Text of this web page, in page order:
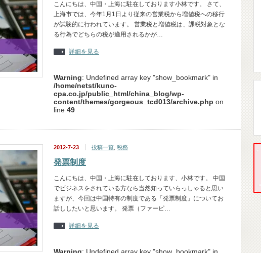
こんにちは、中国・上海に駐在しております小林です。 さて、
上海市では、今年1月1日より従来の営業税から増値税への移行
が試験的に行われています。 営業税と増値税は、課税対象とな
る行為でどちらの税が適用されるかが…
詳細を見る
Warning: Undefined array key "show_bookmark" in
/home/netst/kuno-
cpa.co.jp/public_html/china_blog/wp-
content/themes/gorgeous_tcd013/archive.php on
line 49
2012-7-23 投稿一覧 税務
発票制度
こんにちは、中国・上海に駐在しております、小林です。 中国
でビジネスをされている方なら当然知っていらっしゃると思い
ますが、今回は中国特有の制度である「発票制度」についてお
話ししたいと思います。 発票（ファーピ…
詳細を見る